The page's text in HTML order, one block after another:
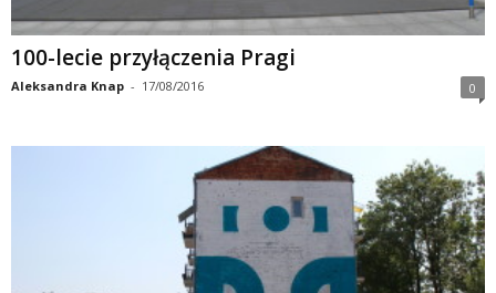
100-lecie przyłączenia Pragi
Aleksandra Knap - 17/08/2016 0